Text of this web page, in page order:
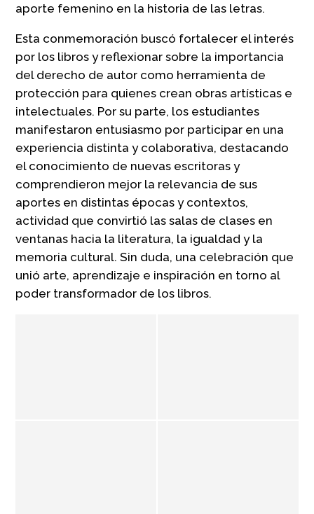
aporte femenino en la historia de las letras.
Esta conmemoración buscó fortalecer el interés
por los libros y reflexionar sobre la importancia
del derecho de autor como herramienta de
protección para quienes crean obras artísticas e
intelectuales. Por su parte, los estudiantes
manifestaron entusiasmo por participar en una
experiencia distinta y colaborativa, destacando
el conocimiento de nuevas escritoras y
comprendieron mejor la relevancia de sus
aportes en distintas épocas y contextos,
actividad que convirtió las salas de clases en
ventanas hacia la literatura, la igualdad y la
memoria cultural. Sin duda, una celebración que
unió arte, aprendizaje e inspiración en torno al
poder transformador de los libros.